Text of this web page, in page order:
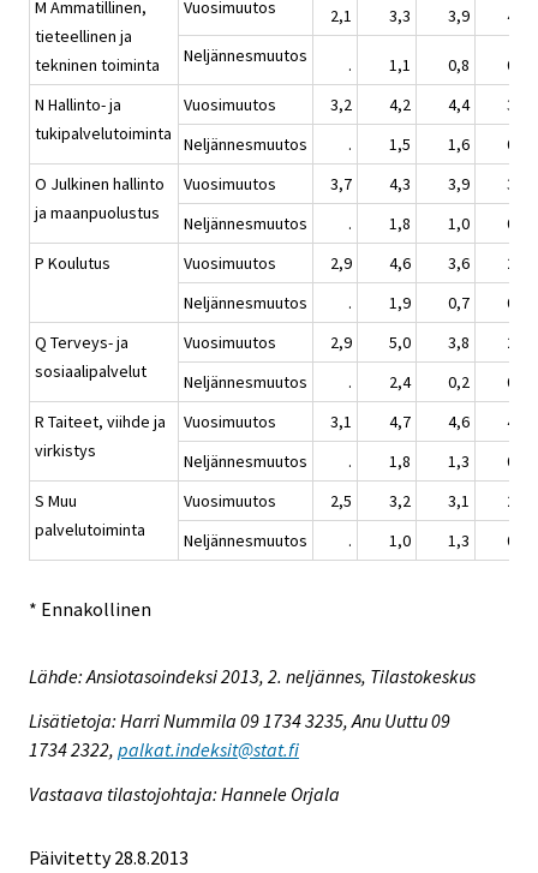
M Ammatillinen,
tieteellinen ja
tekninen toiminta
Vuosimuutos 2,1 3,3 3,9
4,2
Neljännesmuutos
. 1,1 0,8
0,3
N Hallinto- ja
tukipalvelutoiminta
Vuosimuutos 3,2 4,2 4,4
3,7
Neljännesmuutos
. 1,5 1,6
0,0
O Julkinen hallinto
ja maanpuolustus
Vuosimuutos 3,7 4,3 3,9
3,3
Neljännesmuutos
. 1,8 1,0
0,1
P Koulutus
Vuosimuutos 2,9 4,6 3,6
2,9
Neljännesmuutos
. 1,9 0,7
0,0
Q Terveys- ja
sosiaalipalvelut
Vuosimuutos 2,9 5,0 3,8
2,9
Neljännesmuutos
. 2,4 0,2
0,1
R Taiteet, viihde ja
virkistys
Vuosimuutos 3,1 4,7 4,6
4,0
Neljännesmuutos
. 1,8 1,3
0,1
S Muu
palvelutoiminta
Vuosimuutos 2,5 3,2 3,1
2,7
Neljännesmuutos
. 1,0 1,3 0,3
* Ennakollinen
Lähde: Ansiotasoindeksi 2013, 2. neljännes, Tilastokeskus
Lisätietoja: Harri Nummila 09 1734 3235, Anu Uuttu 09
1734 2322, palkat.indeksit@stat.fi
Vastaava tilastojohtaja: Hannele Orjala
Päivitetty 28.8.2013